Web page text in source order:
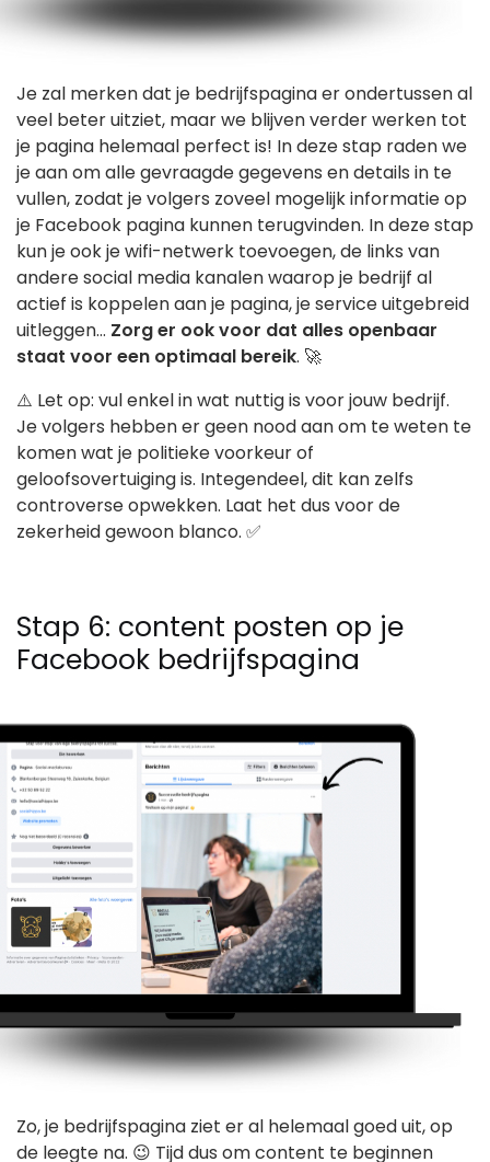
Je zal merken dat je bedrijfspagina er ondertussen al
veel beter uitziet, maar we blijven verder werken tot
je pagina helemaal perfect is! In deze stap raden we
je aan om alle gevraagde gegevens en details in te
vullen, zodat je volgers zoveel mogelijk informatie op
je Facebook pagina kunnen terugvinden. In deze stap
kun je ook je wifi-netwerk toevoegen, de links van
andere social media kanalen waarop je bedrijf al
actief is koppelen aan je pagina, je service uitgebreid
uitleggen… Zorg er ook voor dat alles openbaar
staat voor een optimaal bereik. 🚀
⚠️ Let op: vul enkel in wat nuttig is voor jouw bedrijf.
Je volgers hebben er geen nood aan om te weten te
komen wat je politieke voorkeur of
geloofsovertuiging is. Integendeel, dit kan zelfs
controverse opwekken. Laat het dus voor de
zekerheid gewoon blanco. ✅
Stap 6: content posten op je
Facebook bedrijfspagina
Zo, je bedrijfspagina ziet er al helemaal goed uit, op
de leegte na. 😉 Tijd dus om content te beginnen